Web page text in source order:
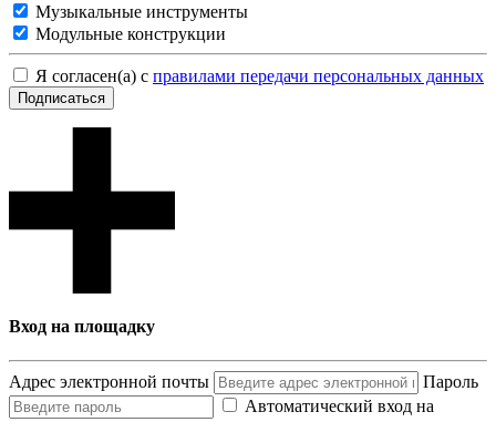
Музыкальные инструменты
Модульные конструкции
Я согласен(а) с правилами передачи персональных данных
Подписаться
Вход на площадку
Адрес электронной почты
Пароль
Автоматический вход на